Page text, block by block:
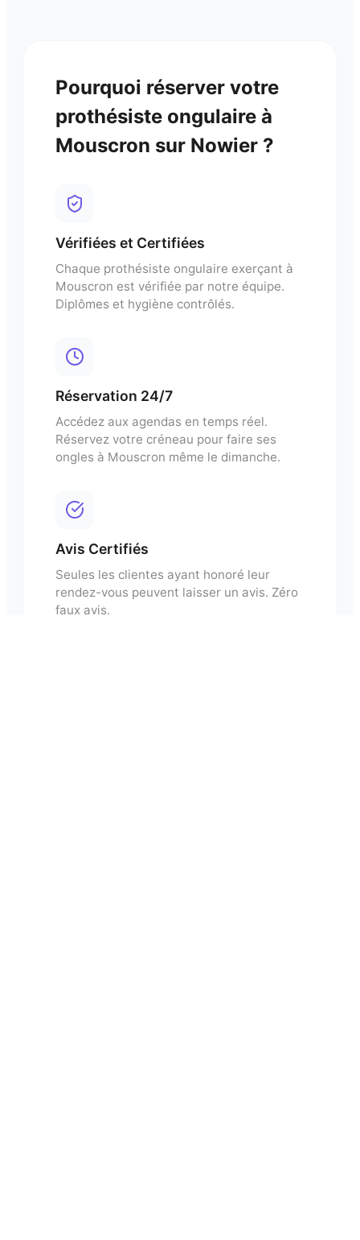
Pourquoi réserver votre
prothésiste ongulaire à
Mouscron sur Nowier ?
Vérifiées et Certifiées
Chaque prothésiste ongulaire exerçant à
Mouscron est vérifiée par notre équipe.
Diplômes et hygiène contrôlés.
Réservation 24/7
Accédez aux agendas en temps réel.
Réservez votre créneau pour faire ses
ongles à Mouscron même le dimanche.
Avis Certifiés
Seules les clientes ayant honoré leur
rendez-vous peuvent laisser un avis. Zéro
faux avis.